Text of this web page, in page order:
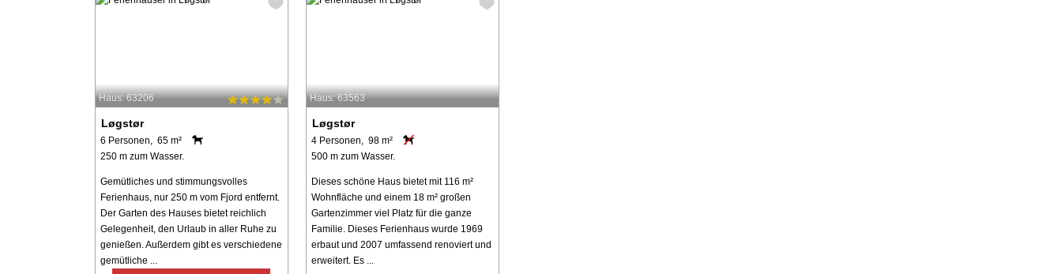
Haus: 63206
Løgstør
6 Personen, 65 m²
250 m zum Wasser.
Gemütliches und stimmungsvolles
Ferienhaus, nur 250 m vom Fjord entfernt.
Der Garten des Hauses bietet reichlich
Gelegenheit, den Urlaub in aller Ruhe zu
genießen. Außerdem gibt es verschiedene
gemütliche ...
Haus: 63563
Løgstør
4 Personen, 98 m²
500 m zum Wasser.
Dieses schöne Haus bietet mit 116 m²
Wohnfläche und einem 18 m² großen
Gartenzimmer viel Platz für die ganze
Familie. Dieses Ferienhaus wurde 1969
erbaut und 2007 umfassend renoviert und
erweitert. Es ...